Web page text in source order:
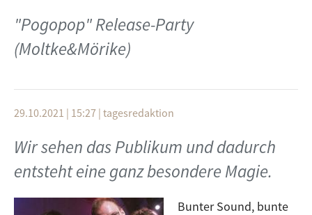
Gemeinsamkeiten und dem Spiel zwischen
Schlagzeug und Frontmann.
Bild: Josh Schlaier
"Pogopop" Release-Party
(Moltke&Mörike)
29.10.2021 | 15:27 | tagesredaktion
Wir sehen das Publikum und dadurch
entsteht eine ganz besondere Magie.
Bunter Sound, bunte